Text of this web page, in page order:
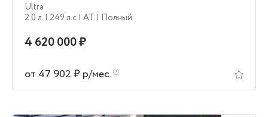
Ultra
2.0 л. | 249 л.c | AT | Полный
4 620 000 ₽
от 47 902 ₽ р/мес.